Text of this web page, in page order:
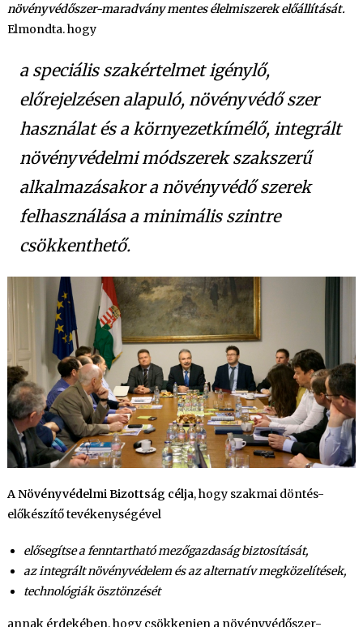
növényvédőszer-maradvány mentes élelmiszerek előállítását.
Elmondta. hogy
a speciális szakértelmet igénylő,
előrejelzésen alapuló, növényvédő szer
használat és a környezetkímélő, integrált
növényvédelmi módszerek szakszerű
alkalmazásakor a növényvédő szerek
felhasználása a minimális szintre
csökkenthető.
A Növényvédelmi Bizottság célja, hogy szakmai döntés-
előkészítő tevékenységével
elősegítse a fenntartható mezőgazdaság biztosítását,
az integrált növényvédelem és az alternatív megközelítések,
technológiák ösztönzését